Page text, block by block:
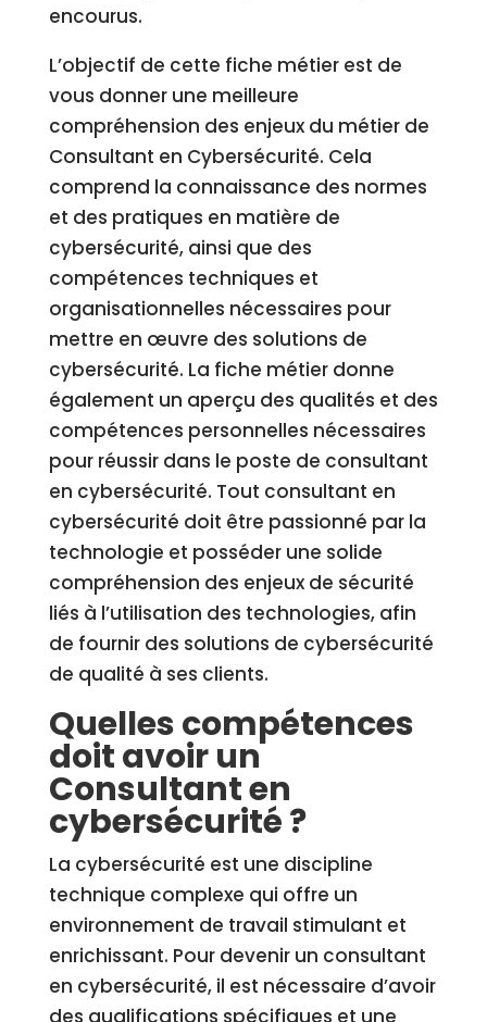
encourus.
L’objectif de cette fiche métier est de
vous donner une meilleure
compréhension des enjeux du métier de
Consultant en Cybersécurité. Cela
comprend la connaissance des normes
et des pratiques en matière de
cybersécurité, ainsi que des
compétences techniques et
organisationnelles nécessaires pour
mettre en œuvre des solutions de
cybersécurité. La fiche métier donne
également un aperçu des qualités et des
compétences personnelles nécessaires
pour réussir dans le poste de consultant
en cybersécurité. Tout consultant en
cybersécurité doit être passionné par la
technologie et posséder une solide
compréhension des enjeux de sécurité
liés à l’utilisation des technologies, afin
de fournir des solutions de cybersécurité
de qualité à ses clients.
Quelles compétences
doit avoir un
Consultant en
cybersécurité ?
La cybersécurité est une discipline
technique complexe qui offre un
environnement de travail stimulant et
enrichissant. Pour devenir un consultant
en cybersécurité, il est nécessaire d’avoir
des qualifications spécifiques et une